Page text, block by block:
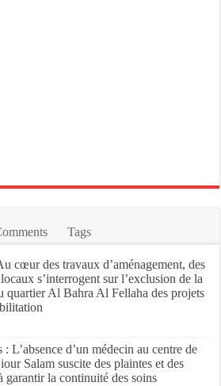
Tags
cœur des travaux d’aménagement, des
s’interrogent sur l’exclusion de la
quartier Al Bahra Al Fellaha des projets
: L’absence d’un médecin au centre de
Salam suscite des plaintes et des
garantir la continuité des soins